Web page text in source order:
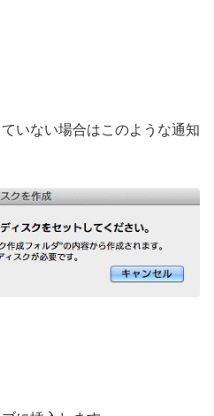
いない場合はこのような通知